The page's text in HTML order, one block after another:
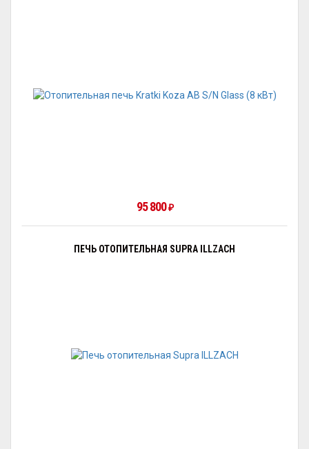
95 800 ₽
ПЕЧЬ ОТОПИТЕЛЬНАЯ SUPRA ILLZACH